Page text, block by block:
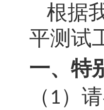
根据
平测试
一、特
（ 1）